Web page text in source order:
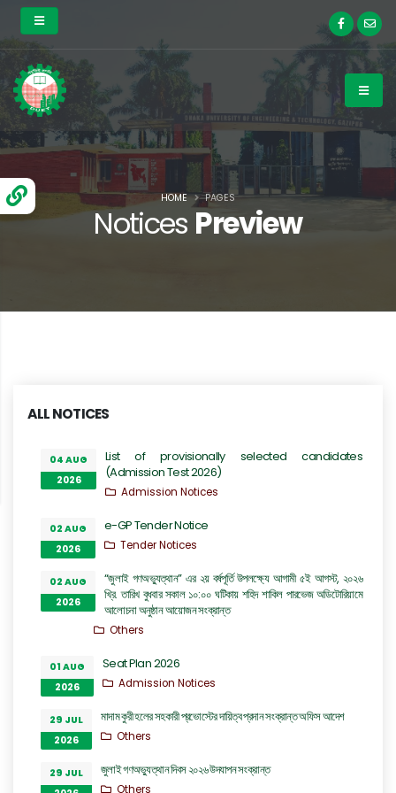
Notices Preview
HOME PAGES
ALL NOTICES
04 AUG
2026
List of provisionally selected candidates
(Admission Test 2026)
Admission Notices
02 AUG
2026
e-GP Tender Notice
Tender Notices
02 AUG
2026
“জুলাই গণঅভ্যুত্থান” এর ২য় বর্ষপূর্তি উপলক্ষ্যে আগামী ৫ই আগস্ট, ২০২৬
খ্রি. তারিখ বুধবার সকাল ১০:০০ ঘটিকায় শহিদ শাকিল পারভেজ অডিটোরিয়ামে
আলোচনা অনুষ্ঠান আয়োজন সংক্রান্ত
Others
01 AUG
2026
Seat Plan 2026
Admission Notices
29 JUL
2026
মাদাম কুরী হলের সহকারী প্রভোস্টের দায়িত্ব প্রদান সংক্রান্ত অফিস আদেশ
Others
29 JUL
জুলাই গণঅভ্যুত্থান দিবস ২০২৬ উদযাপন সংক্রান্ত
Others